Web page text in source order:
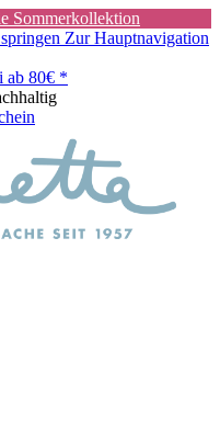
Sommerkollektion
Zur Hauptnavigation
ab 80€ *